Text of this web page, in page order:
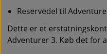
Reservedel til
Dette er et
Adventurer 3. Køb det for